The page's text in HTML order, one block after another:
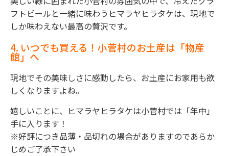
フトビールと一緒に味わうヒマラヤヒラタケは、現地で
しか味わえない最高の贅沢です。
4. いつでも買える！小菅村のお土産は「物産
館」へ
現地でその美味しさに感動したら、お土産にお家用も欲
しくなりますよね。
嬉しいことに、ヒマラヤヒラタケは小菅村では「年中」
手に入ります！
※好評につき品薄・品切れの場合がありますのであらか
じめご了承下さい